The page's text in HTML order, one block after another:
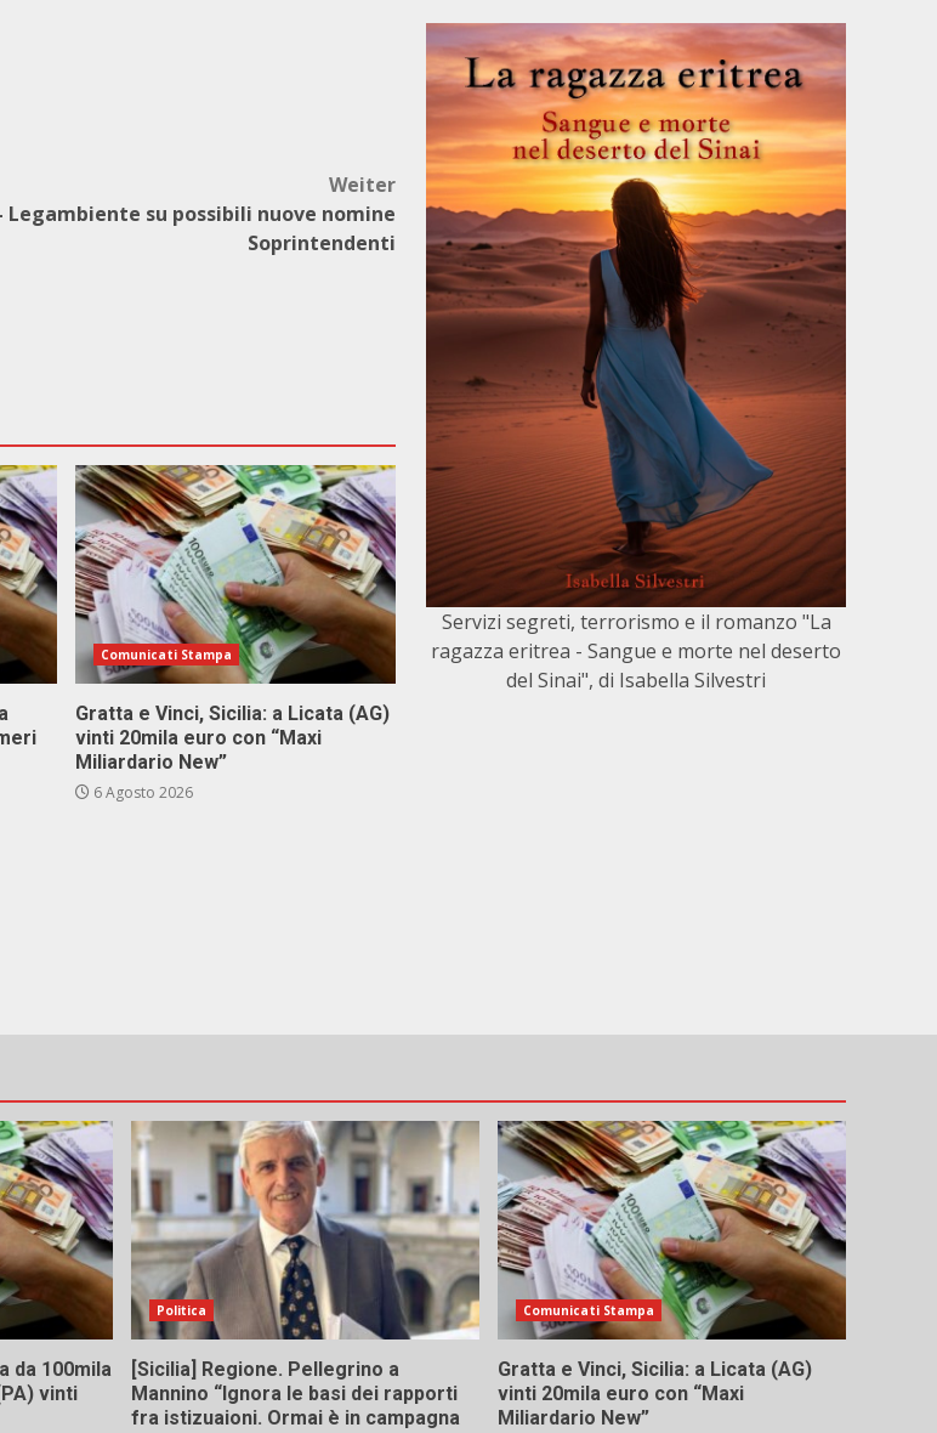
Weiter
Legambiente su possibili nuove nomine
Soprintendenti
Comunicati Stampa
Gratta e Vinci, Sicilia: a Licata (AG)
vinti 20mila euro con “Maxi
Miliardario New”
6 Agosto 2026
Servizi segreti, terrorismo e il romanzo "La
ragazza eritrea - Sangue e morte nel deserto
del Sinai", di Isabella Silvestri
da 100mila
vinti
Politica
[Sicilia] Regione. Pellegrino a
Mannino “Ignora le basi dei rapporti
fra istizuaioni. Ormai è in campagna
Comunicati Stampa
Gratta e Vinci, Sicilia: a Licata (AG)
vinti 20mila euro con “Maxi
Miliardario New”